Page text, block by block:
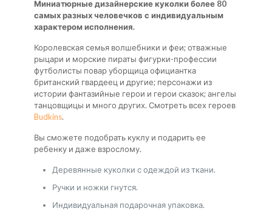
Миниатюрные дизайнерские куколки более 80
самых разных человечков с индивидуальным
характером исполнения.
Королевская семья волшебники и феи; отважные
рыцари и морские пираты фигурки-профессии
футболисты повар уборщица официантка
британский гвардеец и другие; персонажи из
истории фантазийные герои и герои сказок; ангелы
танцовщицы и много других. Смотреть всех героев
Budkins.
Вы сможете подобрать куклу и подарить ее
ребенку и даже взрослому.
Деревянные куколки с одеждой из ткани.
Ручки и ножки гнутся.
Индивидуальная подарочная упаковка.